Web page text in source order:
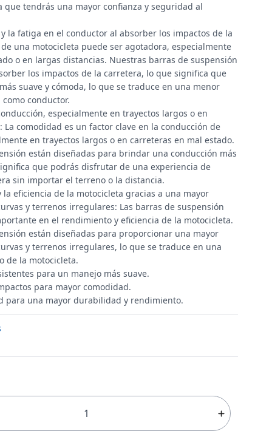
tendrás una mayor confianza y seguridad al
la fatiga en el conductor al absorber los impactos de la
una motocicleta puede ser agotadora, especialmente
o en largas distancias. Nuestras barras de suspensión
los impactos de la carretera, lo que significa que
suave y cómoda, lo que se traduce en una menor
conductor.
especialmente en trayectos largos o en
La comodidad es un factor clave en la conducción de
en trayectos largos o en carreteras en mal estado.
están diseñadas para brindar una conducción más
que podrás disfrutar de una experiencia de
sin importar el terreno o la distancia.
eficiencia de la motocicleta gracias a una mayor
y terrenos irregulares: Las barras de suspensión
en el rendimiento y eficiencia de la motocicleta.
están diseñadas para proporcionar una mayor
y terrenos irregulares, lo que se traduce en una
de la motocicleta.
para un manejo más suave.
para mayor comodidad.
para una mayor durabilidad y rendimiento.